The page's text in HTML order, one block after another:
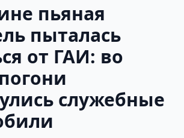
пьяная
пыталась
от ГАИ: во
служебные